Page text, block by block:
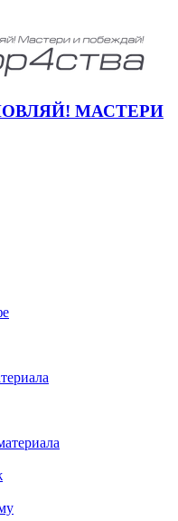
МАСТЕРИ